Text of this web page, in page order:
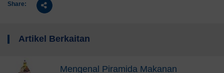
Share:
Artikel Berkaitan
Mengenal Piramida Makanan